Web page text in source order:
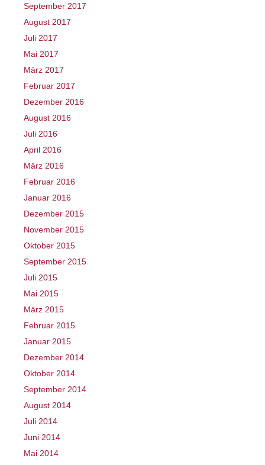
September 2017
August 2017
Juli 2017
Mai 2017
März 2017
Februar 2017
Dezember 2016
August 2016
Juli 2016
April 2016
März 2016
Februar 2016
Januar 2016
Dezember 2015
November 2015
Oktober 2015
September 2015
Juli 2015
Mai 2015
März 2015
Februar 2015
Januar 2015
Dezember 2014
Oktober 2014
September 2014
August 2014
Juli 2014
Juni 2014
Mai 2014